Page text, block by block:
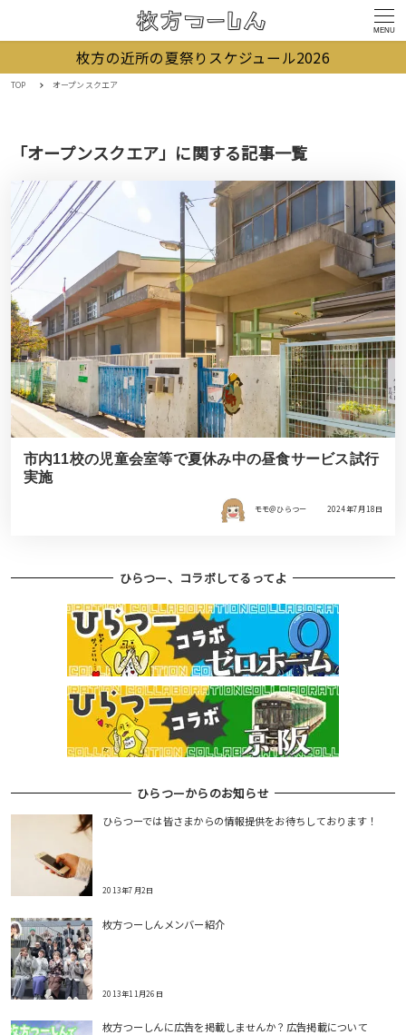
MENU
枚方の近所の夏祭りスケジュール2026
TOP オープンスクエア
「オープンスクエア」に関する記事一覧
市内11校の児童会室等で夏休み中の昼食サービス試行
実施
モモ＠ひらつー 2024年7月18日
ひらつー、コラボしてるってよ
ひらつーからのお知らせ
ひらつーでは皆さまからの情報提供をお待ちしております！
2013年7月2日
枚方つーしんメンバー紹介
2013年11月26日
枚方つーしんに広告を掲載しませんか？広告掲載について